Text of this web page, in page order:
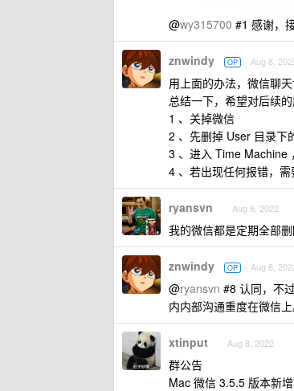
@wy315700 #1 感谢，
znwindy OP Aug 8,
用上面的办法，微信聊天
总结一下，希望对后续
1 、关掉微信
2 、先删掉 User 目录下
3 、进入 Time Machine
4 、若出现任何报错，
ryansvn Aug 8, 2022
我的微信都是定期全部
znwindy OP Aug 8,
@ryansvn #8 认同，不
内内部沟通重度在微信上
xtinput Aug 8, 2022
群公告
Mac 微信 3.5.5 版本新增